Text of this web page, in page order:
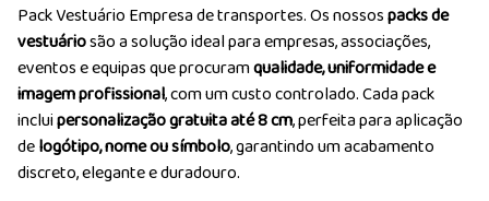
Pack Vestuário Empresa de transportes. Os nossospacks de
vestuáriosão a solução ideal para empresas, associações,
eventos e equipas que procuramqualidade, uniformidade e
imagem profissional, com um custo controlado. Cada pack
incluipersonalização gratuita até 8 cm, perfeita para aplicação
delogótipo, nome ou símbolo, garantindo um acabamento
discreto, elegante e duradouro.